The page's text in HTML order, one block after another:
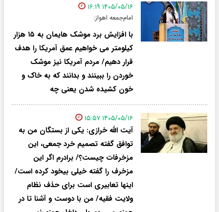
۱۴۰۵/۰۵/۱۶ ۱۶:۱۹
امام‌جمعه اهواز:
با افزایش برد موشک هایمان به ۱۵ هزار
کیلومتر می خواهیم عمق آمریکا را هدف
قرار دهیم/ مردم آمریکا نیز موشک
خوردن را ببینند و بدانند که به خاک و
خون کشیده شدن یعنی چه
۱۴۰۵/۰۵/۱۶ ۱۵:۵۷
آیت الله خرازی: یکی از بستگان من به
توافق گفته تصمیم خرد جمعی، این
مزخرفات چیست؟/ برادرم اگر این
مزخرف را گفته خیلی بیخود کرده است/
اینها تعابیری است برای حذف نظام
ولایت فقیه/ من با دوست و آشنا تا در